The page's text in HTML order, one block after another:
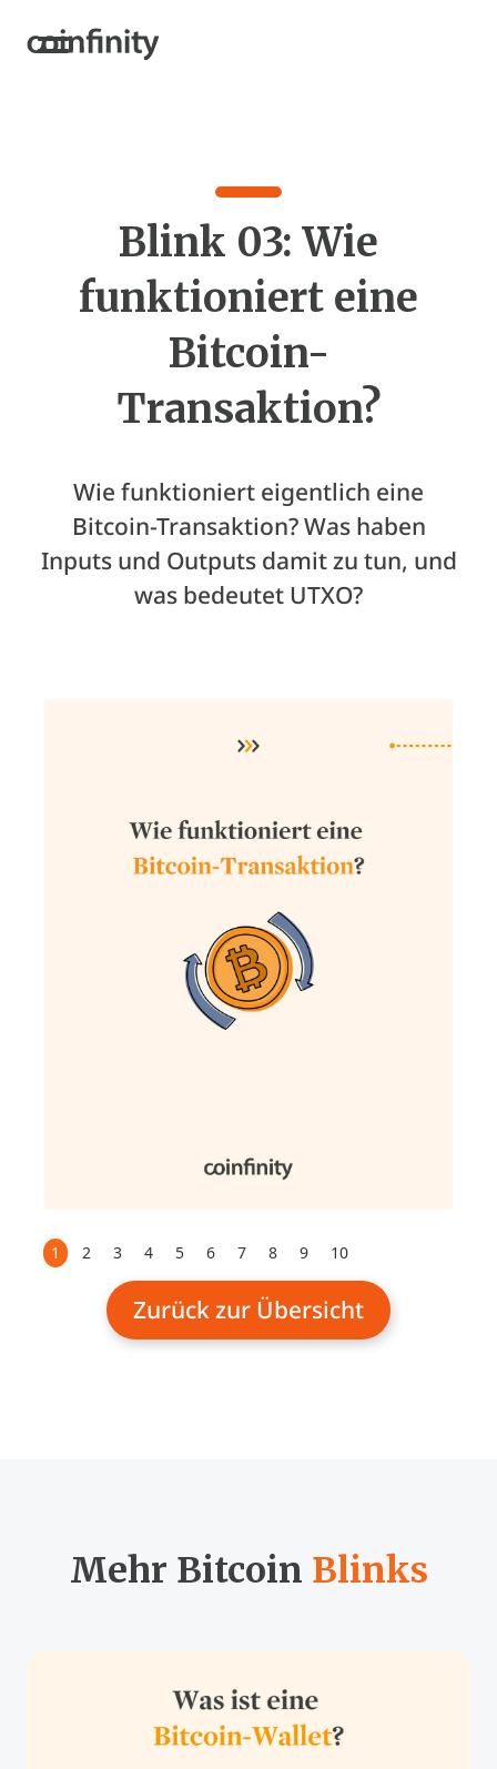
Blink 03: Wie
funktioniert eine
Bitcoin-
Transaktion?
Wie funktioniert eigentlich eine
Bitcoin-Transaktion? Was haben
Inputs und Outputs damit zu tun, und
was bedeutet UTXO?
1 2 3 4 5 6 7 8 9 10
Zurück zur Übersicht
Mehr Bitcoin Blinks